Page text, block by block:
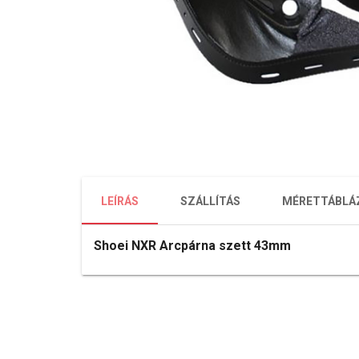
LEÍRÁS SZÁLLÍTÁS
Shoei NXR Arcpárna szett 43mm